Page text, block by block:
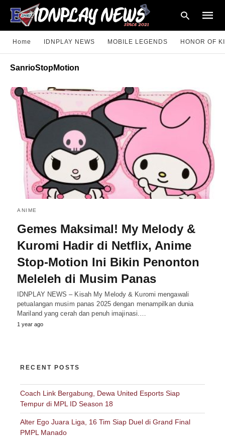
search
query
and
hit
enter:
Home IDNPLAY NEWS MOBILE LEGENDS HONOR OF
SanrioStopMotion
ANIME
Gemes Maksimal! My Melody &
Kuromi Hadir di Netflix, Anime
Stop-Motion Ini Bikin Penonton
Meleleh di Musim Panas
IDNPLAY NEWS – Kisah My Melody & Kuromi mengawali
petualangan musim panas 2025 dengan menampilkan dunia
Mariland yang cerah dan penuh imajinasi.…
1 year ago
RECENT POSTS
Coach Link Bergabung, Dewa United Esports Siap
Tempur di MPL ID Season 18
Alter Ego Juara Liga, 16 Tim Siap Duel di Grand Final
PMPL Manado